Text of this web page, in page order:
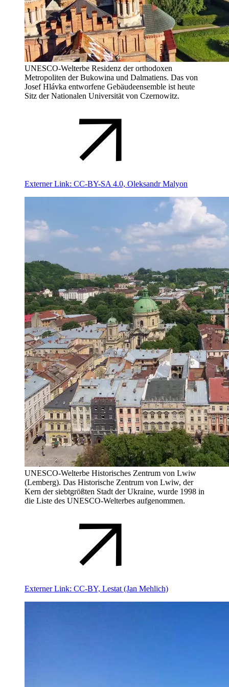
UNESCO-Welterbe Residenz der orthodoxen
Metropoliten der Bukowina und Dalmatiens. Das von
Josef Hlávka entworfene Gebäudeensemble ist heute
Sitz der Nationalen Universität von Czernowitz.
Externer Link: CC-BY-SA 4.0, Oleksandr Malyon
UNESCO-Welterbe Historisches Zentrum von Lwiw
(Lemberg). Das Historische Zentrum von Lwiw, der
Kern der siebtgrößten Stadt der Ukraine, wurde 1998 in
die Liste des UNESCO-Welterbes aufgenommen.
Externer Link: CC-BY, Lestat (Jan Mehlich)